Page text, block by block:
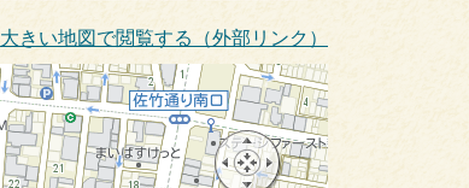
大きい地図で閲覧する（外部リンク）